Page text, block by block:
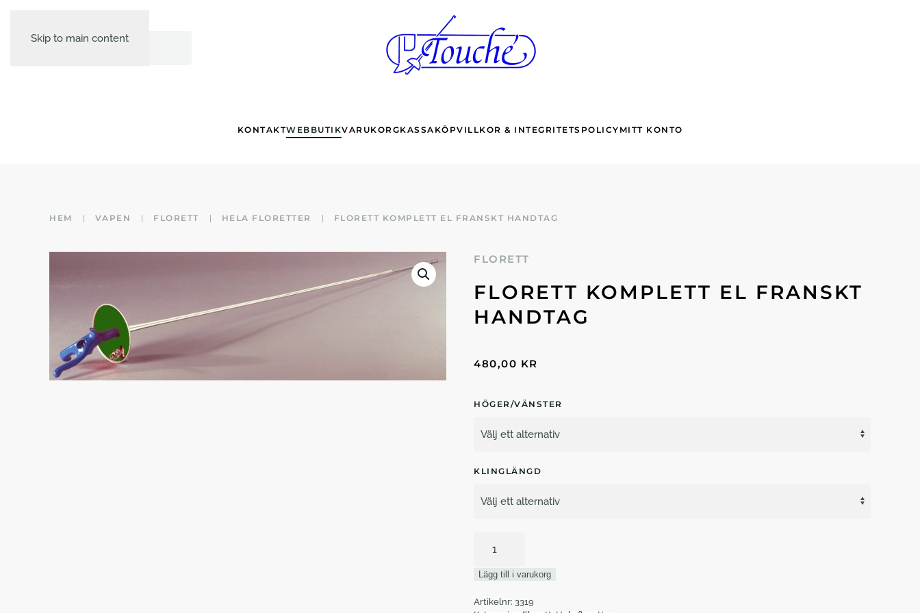
Skip to main content
KONTAKTWEBBUTIKVARUKORGKASSA KÖPVILLKOR & INTEGRITETSPOLICY MITT KONTO
HEM VAPEN FLORETT HELA FLORETTER FLORETT KOMPLETT EL FRANSKT HANDTAG
FLORETT
FLORETT KOMPLETT EL FRANSKT
HANDTAG
480,00 KR
HÖGER/VÄNSTER
KLINGLÄNGD
komplett
el
handtag
Lägg till i varukorg
Artikelnr: 3319